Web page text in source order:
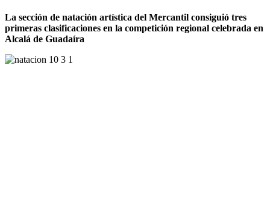
La sección de natación artística del Mercantil consiguió tres
primeras clasificaciones en la competición regional celebrada en
Alcalá de Guadaíra